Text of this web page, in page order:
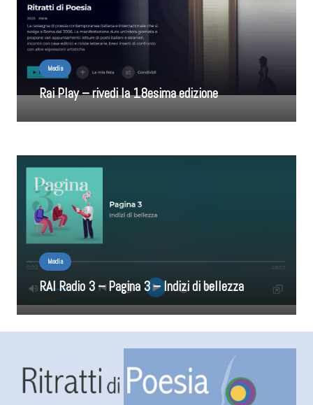
Media
Rai Play – rivedi la 18esima edizione
Media
RAI Radio 3 – Pagina 3 – Indizi di bellezza